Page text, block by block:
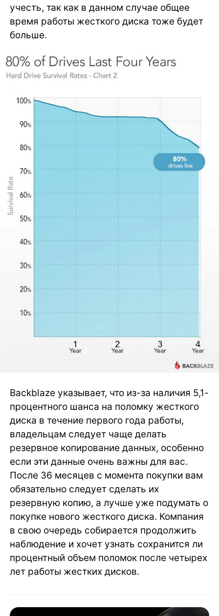
учесть, так как в данном случае общее
время работы жесткого диска тоже будет
больше.
Backblaze указывает, что из-за наличия 5,1-
процентного шанса на поломку жесткого
диска в течение первого года работы,
владельцам следует чаще делать
резервное копирование данных, особенно
если эти данные очень важны для вас.
После 36 месяцев с момента покупки вам
обязательно следует сделать их
резервную копию, а лучше уже подумать о
покупке нового жесткого диска. Компания
в свою очередь собирается продолжить
наблюдение и хочет узнать сохранится ли
процентный объем поломок после четырех
лет работы жестких дисков.